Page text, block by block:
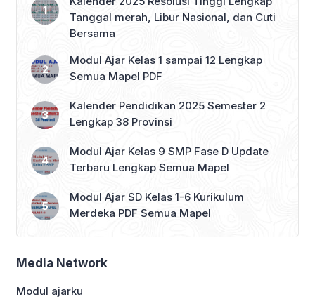
Tanggal merah, Libur Nasional, dan Cuti
Bersama
Modul Ajar Kelas 1 sampai 12 Lengkap
Semua Mapel PDF
Kalender Pendidikan 2025 Semester 2
Lengkap 38 Provinsi
Modul Ajar Kelas 9 SMP Fase D Update
Terbaru Lengkap Semua Mapel
Modul Ajar SD Kelas 1-6 Kurikulum
Merdeka PDF Semua Mapel
Media Network
Modul ajarku